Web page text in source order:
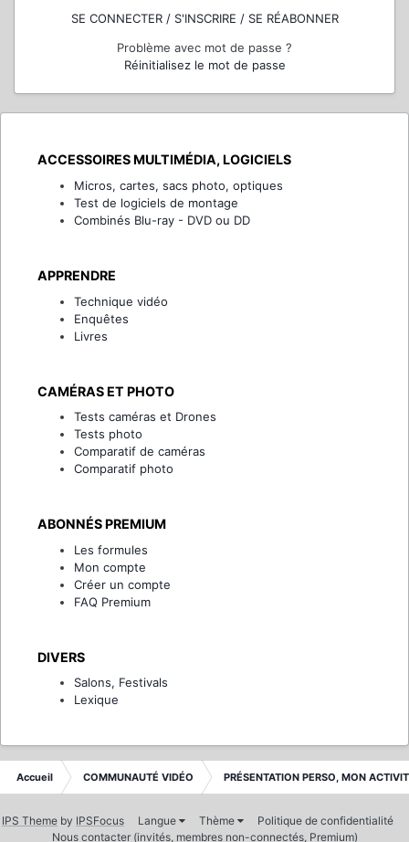
SE CONNECTER / S'INSCRIRE / SE RÉABONNER
Problème avec mot de passe ?
Réinitialisez le mot de passe
ACCESSOIRES MULTIMÉDIA, LOGICIELS
Micros, cartes, sacs photo, optiques
Test de logiciels de montage
Combinés Blu-ray - DVD ou DD
APPRENDRE
Technique vidéo
Enquêtes
Livres
CAMÉRAS ET PHOTO
Tests caméras et Drones
Tests photo
Comparatif de caméras
Comparatif photo
ABONNÉS PREMIUM
Les formules
Mon compte
Créer un compte
FAQ Premium
DIVERS
Salons, Festivals
Lexique
Accueil COMMUNAUTÉ VIDÉO PRÉSENTATION PERSO, MON
IPS Theme by IPSFocus Langue Thème
Politique de confidentialité
Nous contacter (invités, membres non-connectés, Premium)